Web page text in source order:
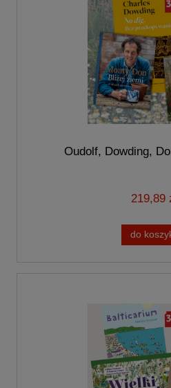
Oudolf, Dowding,
219,89
do